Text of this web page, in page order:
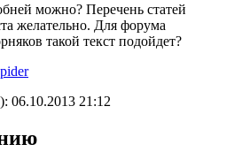
можно? Перечень статей
желательно. Для форума
такой текст подойдет?
06.10.2013 21:12